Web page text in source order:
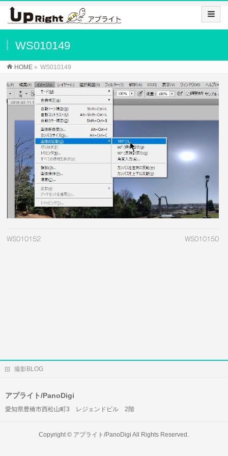
WS010149
HOME » WS010149
WS010152 WS010150
撮影BLOG
アプライト/PanoDigi
愛知県豊橋市西松山町3 レジェンドビル 2階
Copyright © アプライト/PanoDigi All Rights Reserved.